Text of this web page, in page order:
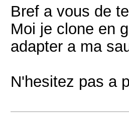
Bref a vous de
Moi je clone en
adapter a ma
N'hesitez pas a